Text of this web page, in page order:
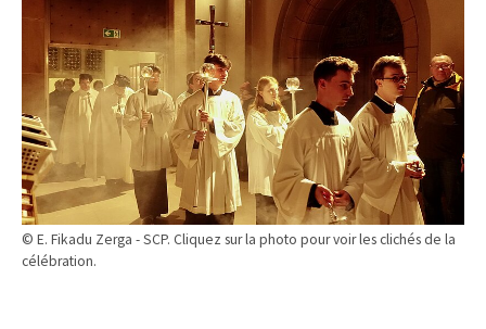
© E. Fikadu Zerga - SCP. Cliquez sur la photo pour voir les clichés de la
célébration.